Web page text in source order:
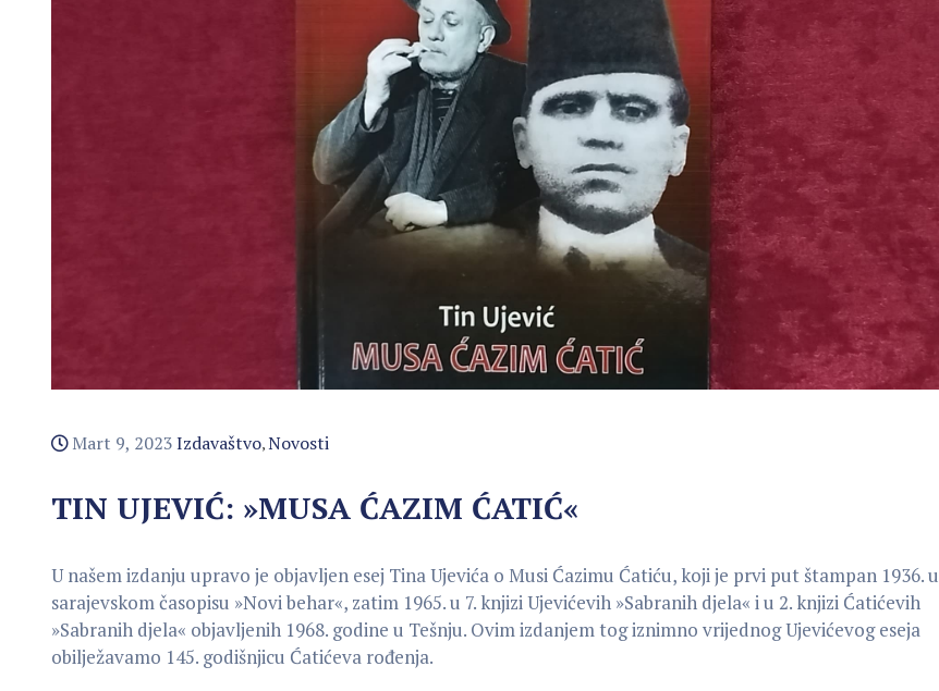
Mart 9, 2023Izdavaštvo‚Novosti
TIN UJEVIĆ: »MUSA ĆAZIM ĆATIĆ«
U našem izdanju upravo je objavljen esej Tina Ujevića o Musi Ćazimu Ćatiću, koji je prvi put štampan 1936. u
sarajevskom časopisu »Novi behar«, zatim 1965. u 7. knjizi Ujevićevih »Sabranih djela« i u 2. knjizi Ćatićevih
»Sabranih djela« objavljenih 1968. godine u Tešnju. Ovim izdanjem tog iznimno vrijednog Ujevićevog eseja
obilježavamo 145. godišnjicu Ćatićeva rođenja.